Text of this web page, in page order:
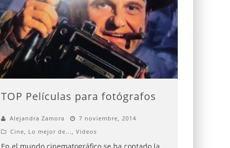
TOP Películas para fotógrafos
Alejandra Zamora
7 noviembre, 2014
Cine, Lo mejor de...,Videos